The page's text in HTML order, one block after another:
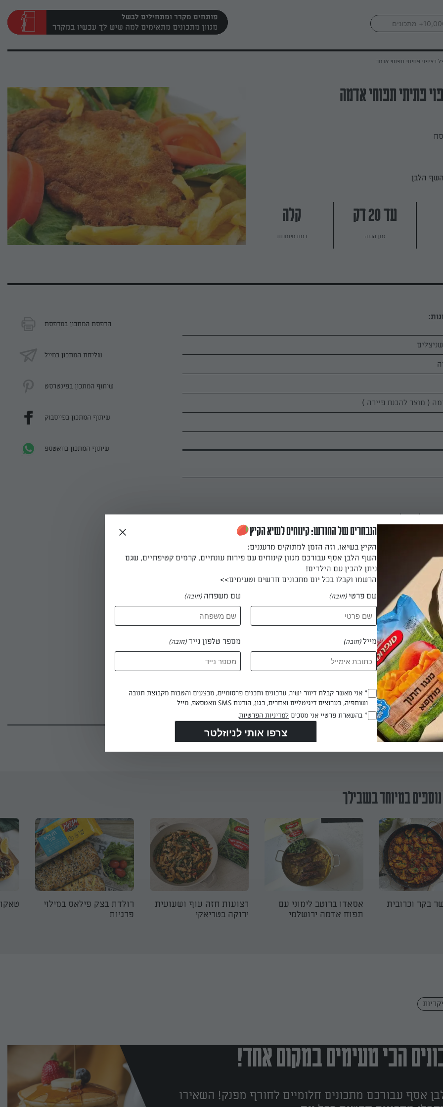
פותחים מקרר ומתחילים לבשל
בציפוי פתיתי תפוחי אדמה
פתיתי תפוחי אדמה
הלבן
עד 20 דק
זמן הכנה
קלה
רמת מיומנות
( מוצר להכנת פיירה )
לשניצל.
עם קמח תפוחי האדמה.
האדמה.
הדפסת המתכון במדפסת
שליחת המתכון במייל
שיתוף המתכון בפינטרסט
שיתוף המתכון בפייסבוק
שיתוף המתכון בוואטספ
הכנת? כאן מדרגים (108)
במיוחד בשבילך
בקר וכרובית
אסאדו ברוטב לימוני עם
תפוח אדמה ירושלמי
רצועות חזה עוף ושעועית
ירוקה בטריאקי
רולדת בצק פילאס במילוי
פרגיות
הכי טעימים במקום אחד!
אסף עבורכם מתכונים חלומיים לחורף מפנק! השאירו
הנבחרים של החודש: קינוחים לשיא הקיץ
הקיץ בשיאו, וזה הזמן למתוקים מרעננים:
השף הלבן אסף עבורכם מגוון קינוחים עם פירות עונתיים, קרמים קטיפתיים, שגם
ניתן להכין עם הילדים!
הרשמו וקבלו בכל יום מתכונים חדשים וטעימים>>
שם פרטי(חובה) שם משפחה (חובה)
מייל(חובה) מספר טלפון נייד(חובה)
Opt_In
(חובה)
* אני מאשר קבלת דיוור ישיר, עדכונים ותכנים פרסומיים, מבצעים והטבות מקבוצת תנובה
ושותפיה, בערוצים דיגיטליים ואחרים, כגון, הודעת SMS וואטסאפ, מייל
RegulationsApproved
* בהשארת פרטיי אני מסכים למדיניות הפרטיות.